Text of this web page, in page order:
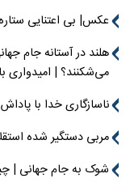
عکس| بی اعتنایی
می‌شکنند؟ | امیدواری
ناسازگاری خدا با
مربی دستگیر شده
شوک به جام جهانی |